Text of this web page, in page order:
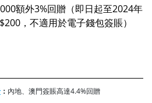
額外3%回贈（即日起至2024年
，不適用於電子錢包簽賬）
： 內地、澳門簽賬高達4.4%回贈